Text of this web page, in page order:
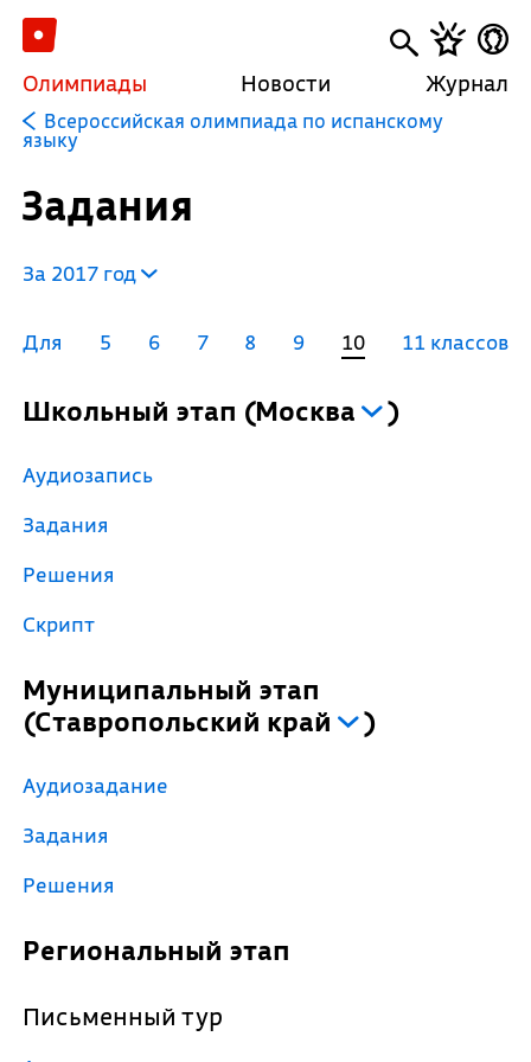
Олимпиады Новости Журнал
Всероссийская олимпиада по испанскому
языку
Задания
За 2017 год
Для 5 6 7 8 9 10 11 классов
Школьный этап (Москва )
Аудиозапись
Задания
Решения
Скрипт
Муниципальный этап
(Ставропольский край )
Аудиозадание
Задания
Решения
Региональный этап
Письменный тур